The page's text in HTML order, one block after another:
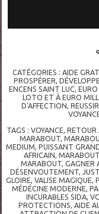
CATÉGORIES :AIDE
PROSPÉRER,
ENCENS SAINT LUC,
LOTO ET À EURO
D'AFFECTION,
TAGS : VOYANCE RETOUR
MARABOUT ,
MEDIUM ,PUISSANT
AFRICAIN ,
MARABOUT ,GAGNER
DÉSENVOUTEMENT,
GLOIRE ,VALISE MAGIQUE ,
MÉDÉCINE MODERNE ,
INCURABLES SIDA ,
PROTECTIONS AIDE